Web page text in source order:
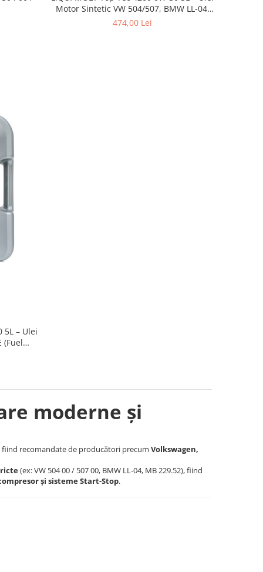
Motor Sintetic VW 504/507, BMW LL-04,
MB 229.52
474,00 Lei
5L – Ulei
(Fuel
moderne și
fiind recomandate de producători precum Volkswagen,
(ex: VW 504 00 / 507 00, BMW LL-04, MB 229.52), fiind
și sisteme Start-Stop.